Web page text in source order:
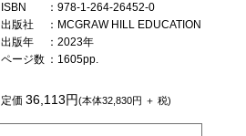
ISBN
：978-1-264-26452-0
出版社
：MCGRAW HILL EDUCATION
出版年
：2023年
ページ数 ：1605pp.
定価36,113円(本体32,830円 ＋ 税)